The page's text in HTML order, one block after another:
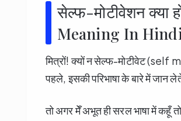
सेल्फ-मोटीवेशन क्या
Meaning In
मित्रों! क्यों न सेल्फ-मोटीवेट
पहले, इसकी परिभाषा के बारे में जान
तो अगर मेँ अभूत ही सरल भाषा में कहूँ